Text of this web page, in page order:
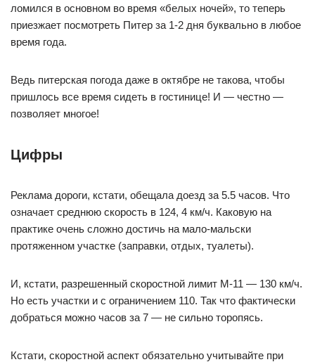
ломился в основном во время «белых ночей», то теперь
приезжает посмотреть Питер за 1-2 дня буквально в любое
время года.
Ведь питерская погода даже в октябре не такова, чтобы
пришлось все время сидеть в гостинице! И — честно —
позволяет многое!
Цифры
Реклама дороги, кстати, обещала доезд за 5.5 часов. Что
означает среднюю скорость в 124, 4 км/ч. Каковую на
практике очень сложно достичь на мало-мальски
протяженном участке (заправки, отдых, туалеты).
И, кстати, разрешенный скоростной лимит М-11 — 130 км/ч.
Но есть участки и с ограничением 110. Так что фактически
добраться можно часов за 7 — не сильно торопясь.
Кстати, скоростной аспект обязательно учитывайте при